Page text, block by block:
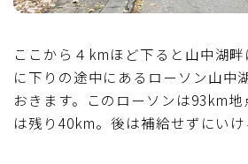
ここから４kmほど下ると山中湖
に下りの途中にあるローソン山中
おきます。このローソンは93km
は残り40km。後は補給せずにいけ